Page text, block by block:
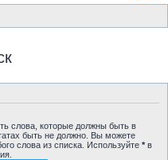
слова, которые должны быть в
быть не должно. Вы можете
слова из списка. Используйте * в